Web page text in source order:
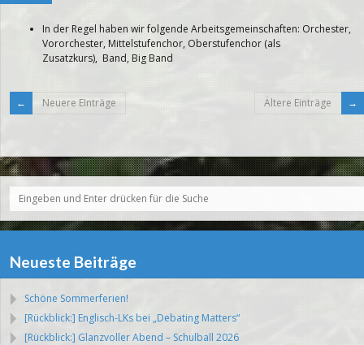
angeboten?
In der Regel haben wir folgende Arbeitsgemeinschaften: Orchester,
Vororchester, Mittelstufenchor, Oberstufenchor (als
Zusatzkurs), Band, Big Band
Neuere EInträge Ältere Einträge
Neueste Beiträge
Schöne Sommerferien!
[Rückblick:] Englisch-LKs bei „Debating Matters“
[Rückblick:] Glanzvoller Abend – Schulball 2026